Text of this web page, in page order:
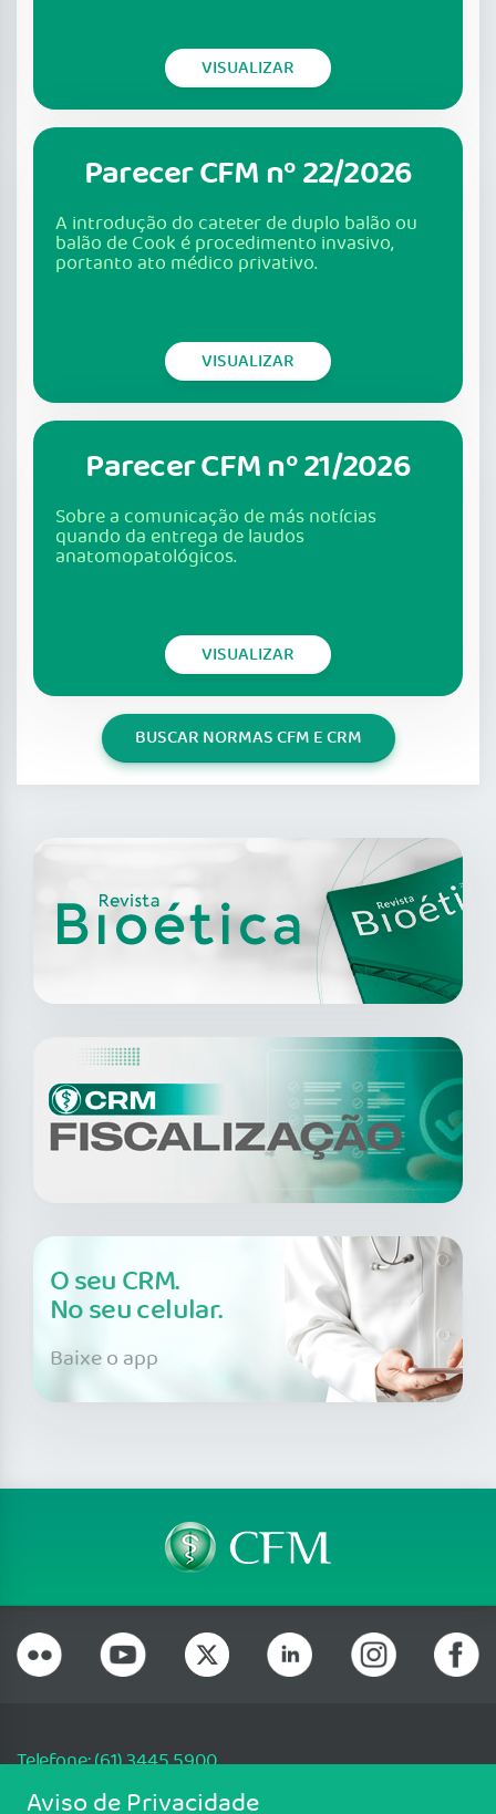
VISUALIZAR
Parecer CFM nº 22/2026
A introdução do cateter de duplo balão ou
balão de Cook é procedimento invasivo,
portanto ato médico privativo.
VISUALIZAR
Parecer CFM nº 21/2026
Sobre a comunicação de más notícias
quando da entrega de laudos
anatomopatológicos.
VISUALIZAR
BUSCAR NORMAS CFM E CRM
O seu CRM.
No seu celular.
Baixe o app
Telefone: (61) 3445 5900
Email: cfm@portalmedico.org.br
Aviso de Privacidade